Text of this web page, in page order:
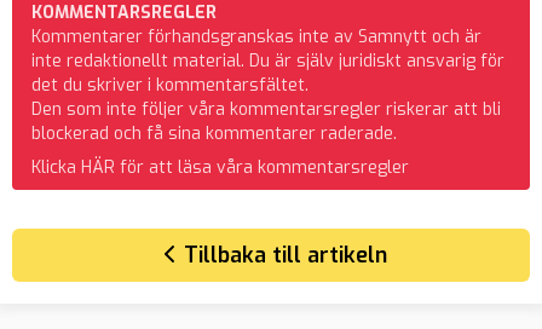
KOMMENTARSREGLER
Kommentarer förhandsgranskas inte av Samnytt och är
inte redaktionellt material. Du är själv juridiskt ansvarig för
det du skriver i kommentarsfältet.
Den som inte följer våra kommentarsregler riskerar att bli
blockerad och få sina kommentarer raderade.
Klicka HÄR för att läsa våra kommentarsregler
Tillbaka till artikeln